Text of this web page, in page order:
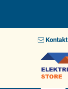
Kontakt